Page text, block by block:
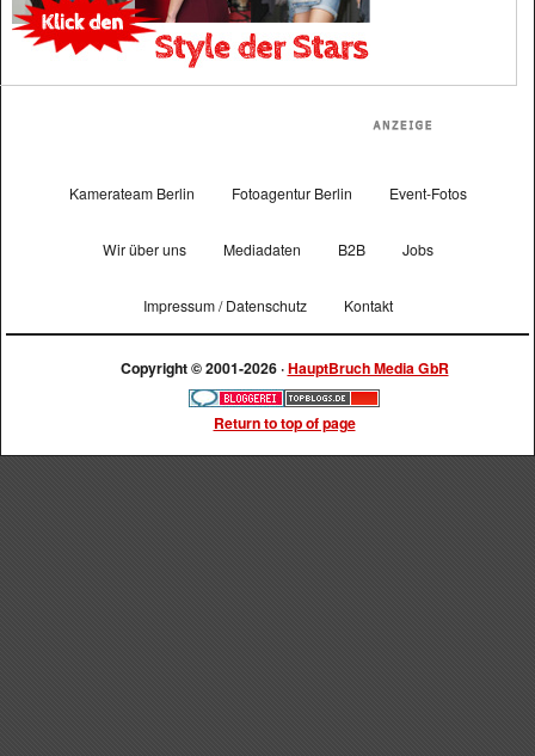
Kamerateam Berlin Fotoagentur Berlin Event-Fotos
Wir über uns Mediadaten B2B Jobs
Impressum / Datenschutz Kontakt
Copyright © 2001-2026 ·HauptBruch Media GbR
Return to top of page